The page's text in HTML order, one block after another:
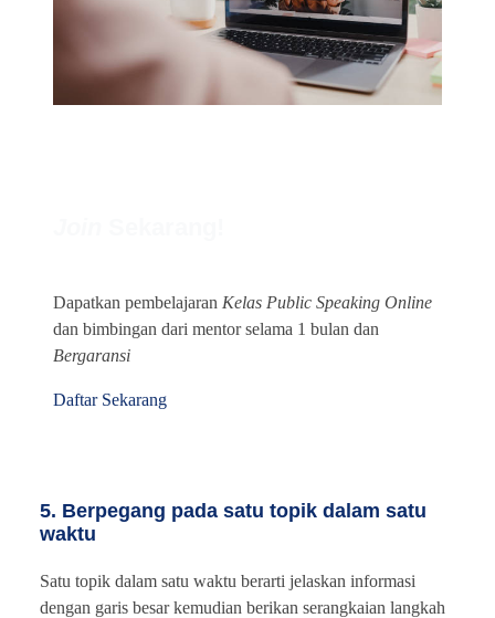
Dapatkan pembelajaran Kelas Public Speaking Online
dan bimbingan dari mentor selama 1 bulan dan
Bergaransi
Daftar Sekarang
5. Berpegang pada satu topik dalam satu
waktu
Satu topik dalam satu waktu berarti jelaskan informasi
dengan garis besar kemudian berikan serangkaian langkah